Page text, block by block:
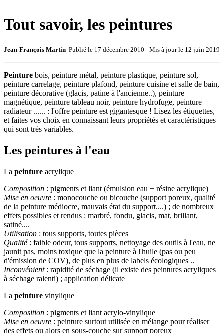
Tout savoir, les peintures
Jean-François Martin Publié le 17 décembre 2010 - Mis à jour le 12 juin 2019
Peinture bois, peinture métal, peinture plastique, peinture sol,
peinture carrelage, peinture plafond, peinture cuisine et salle de bain,
peinture décorative (glacis, patine à l'ancienne..), peinture
magnétique, peinture tableau noir, peinture hydrofuge, peinture
radiateur ...... : l'offre peinture est gigantesque ! Lisez les étiquettes,
et faites vos choix en connaissant leurs propriétés et caractéristiques
qui sont très variables.
Les peintures à l'eau
La peinture acrylique
Composition : pigments et liant (émulsion eau + résine acrylique)
Mise en oeuvre : monocouche ou bicouche (support poreux, qualité
de la peinture médiocre, mauvais état du support....) ; de nombreux
effets possibles et rendus : marbré, fondu, glacis, mat, brillant,
satiné....
Utilisation : tous supports, toutes pièces
Qualité: faible odeur, tous supports, nettoyage des outils à l'eau, ne
jaunit pas, moins toxique que la peinture à l'huile (pas ou peu
d'émission de COV), de plus en plus de labels écologiques ..
Inconvénient: rapidité de séchage (il existe des peintures acryliques
à séchage ralenti) ; application délicate
La peinture vinylique
Composition : pigments et liant acrylo-vinylique
Mise en oeuvre : peinture surtout utilisée en mélange pour réaliser
des effets ou alors en sous-couche sur support poreux